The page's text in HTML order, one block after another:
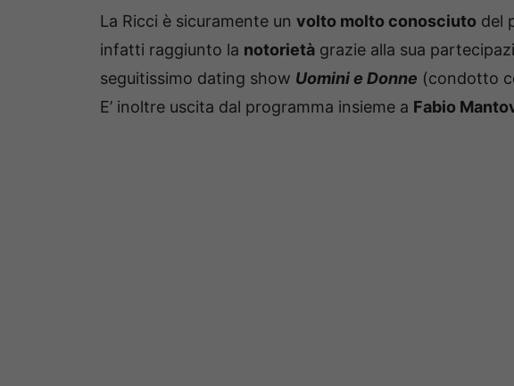
La Ricci è sicuramente un volto molto conosciuto del
infatti raggiunto la notorietà grazie alla sua
seguitissimo dating show Uomini e Donne (condotto
E’ inoltre uscita dal programma insieme a Fabio